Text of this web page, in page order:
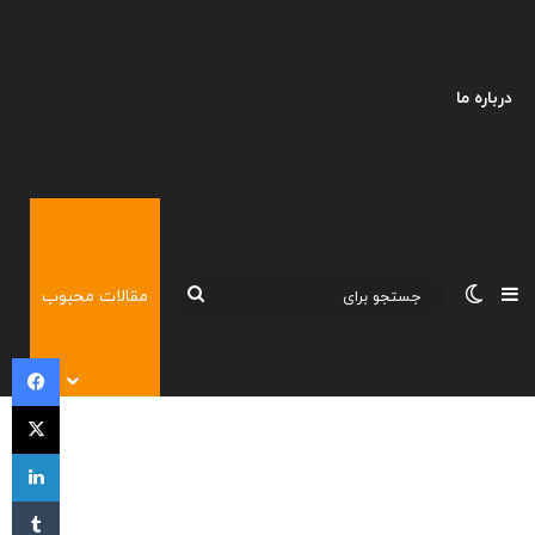
درباره ما
نوارکناریتغییر پوسته
جستجومقالات محبوب